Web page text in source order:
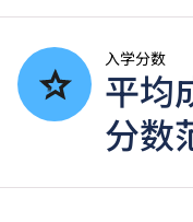
入学分数
平均
分数